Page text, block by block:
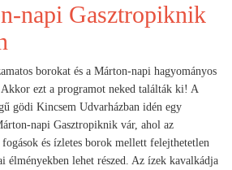
napi Gasztropiknik
borokat és a Márton-napi hagyományos
Akkor ezt a programot neked találták ki! A
gödi Kincsem Udvarházban idén egy
napi Gasztropiknik vár, ahol az
és ízletes borok mellett felejthetetlen
élményekben lehet részed. Az ízek kavalkádja